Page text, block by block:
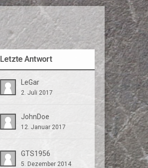
Letzte Antwort
LeGar
2. Juli 2017
JohnDoe
12. Januar 2017
GTS1956
5. Dezember 2014